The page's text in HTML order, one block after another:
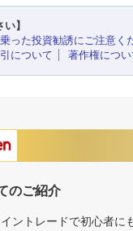
】
乗った投資勧誘にご注意く
について
著作権につい
のご紹介
ントレードで初心者